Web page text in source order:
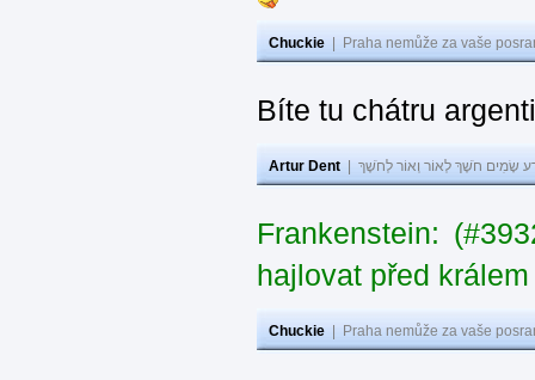
Chuckie Praha nemůže za vaše
Bíte tu chátru
Artur Dent שָׂמִים חֹשֶׁךְ לְאוֹר וְאוֹר לְחֹשֶׁךְ
Frankenstein:
hajlovat před
Chuckie Praha nemůže za vaše